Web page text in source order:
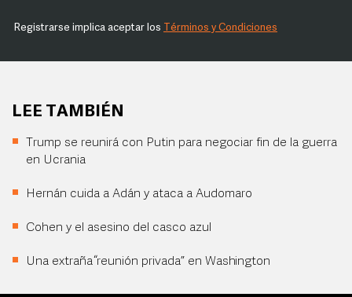
Registrarse implica aceptar los Términos y Condiciones
LEE TAMBIÉN
Trump se reunirá con Putin para negociar fin de la guerra
en Ucrania
Hernán cuida a Adán y ataca a Audomaro
Cohen y el asesino del casco azul
Una extraña “reunión privada” en Washington